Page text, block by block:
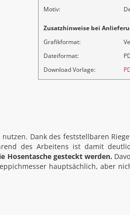
Motiv:
Zusatzhinweise bei
Grafikformat:
Dateiformat:
Download Vorlage:
Dank des feststellbaren
des Arbeitens ist damit
Hosentasche gesteckt werden.
hauptsächlich, aber